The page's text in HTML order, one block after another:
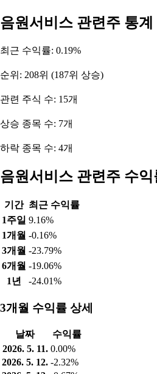
음원서비스 관련주 통계
최근 수익률: 0.19%
순위: 208위 (187위 상승)
관련 주식 수: 15개
상승 종목 수: 7개
하락 종목 수: 4개
음원서비스 관련주 수
기간 최근 수익률
1주일 9.16%
1개월 -0.16%
3개월 -23.79%
6개월 -19.06%
1년
-24.01%
3개월 수익률 상세
날짜
수익률
2026. 5. 11. 0.00%
2026. 5. 12. -2.32%